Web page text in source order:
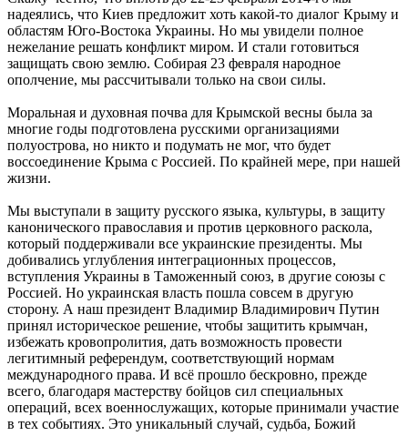
надеялись, что Киев предложит хоть какой-то диалог Крыму и
областям Юго-Востока Украины. Но мы увидели полное
нежелание решать конфликт миром. И стали готовиться
защищать свою землю. Собирая 23 февраля народное
ополчение, мы рассчитывали только на свои силы.
Моральная и духовная почва для Крымской весны была за
многие годы подготовлена русскими организациями
полуострова, но никто и подумать не мог, что будет
воссоединение Крыма с Россией. По крайней мере, при нашей
жизни.
Мы выступали в защиту русского языка, культуры, в защиту
канонического православия и против церковного раскола,
который поддерживали все украинские президенты. Мы
добивались углубления интеграционных процессов,
вступления Украины в Таможенный союз, в другие союзы с
Россией. Но украинская власть пошла совсем в другую
сторону. А наш президент Владимир Владимирович Путин
принял историческое решение, чтобы защитить крымчан,
избежать кровопролития, дать возможность провести
легитимный референдум, соответствующий нормам
международного права. И всё прошло бескровно, прежде
всего, благодаря мастерству бойцов сил специальных
операций, всех военнослужащих, которые принимали участие
в тех событиях. Это уникальный случай, судьба, Божий